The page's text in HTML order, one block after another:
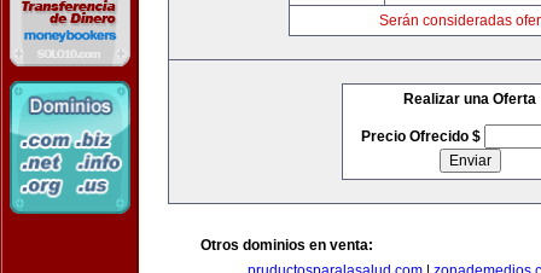
Serán consideradas
Realizar una Oferta
Precio Ofrecido $
Otros dominios en venta: